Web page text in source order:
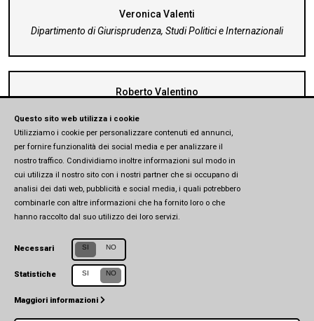
Veronica Valenti
Dipartimento di Giurisprudenza, Studi Politici e Internazionali
Roberto Valentino
Ambientale
Centro Studi in Affari Europei e Internazionali (CSEIA)
Università di Parma
Questo sito web utilizza i cookie
Utilizziamo i cookie per personalizzare contenuti ed annunci,
per fornire funzionalità dei social media e per analizzare il
nostro traffico. Condividiamo inoltre informazioni sul modo in
cui utilizza il nostro sito con i nostri partner che si occupano di
analisi dei dati web, pubblicità e social media, i quali potrebbero
combinarle con altre informazioni che ha fornito loro o che
hanno raccolto dal suo utilizzo dei loro servizi.
Necessari SI NO
Statistiche SI NO
Maggiori informazioni